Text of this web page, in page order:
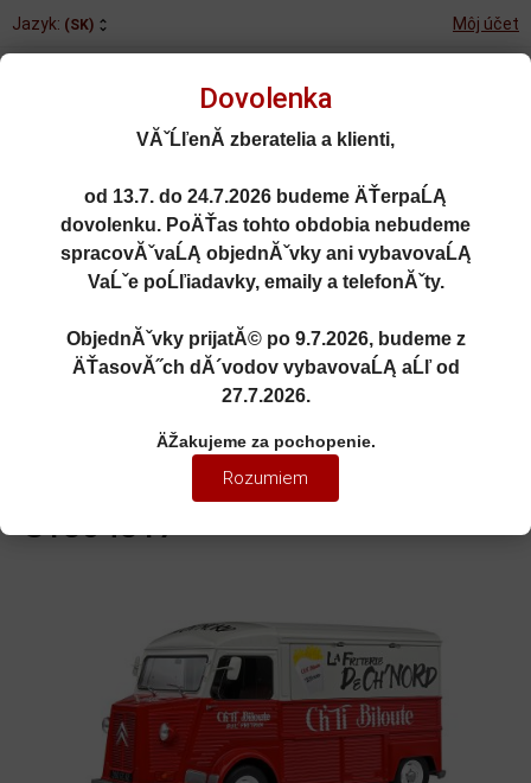
Jazyk: (SK) Môj účet
0kusov
Rozšírené vyhľadávanie
Porovnané (0)
Obľúbené (0)
1:18 Citroën Type HY Friterie
Ch'ti Biloute 1969 - SOLIDO -
S1804817
Dovolenka
VĂˇĹľenĂ­ zberatelia a klienti,
od 13.7. do 24.7.2026 budeme ÄŤerpaĹĄ
dovolenku. PoÄŤas tohto obdobia nebudeme
spracovĂˇvaĹĄ objednĂˇvky ani vybavovaĹĄ
VaĹˇe poĹľiadavky, emaily a telefonĂˇty.
ObjednĂˇvky prijatĂ© po 9.7.2026, budeme z
ÄŤasovĂ˝ch dĂ´vodov vybavovaĹĄ aĹľ od
27.7.2026.
ÄŽakujeme za pochopenie.
Rozumiem